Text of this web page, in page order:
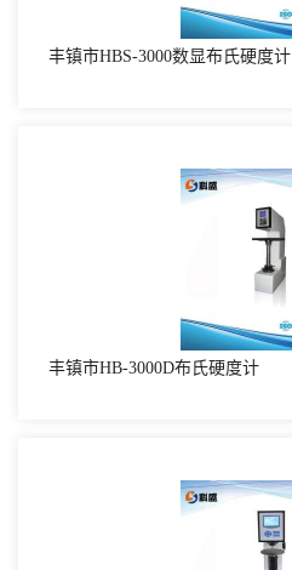
丰镇市HBS-3000数显布氏硬度计
丰镇市HB-3000D布氏硬度计